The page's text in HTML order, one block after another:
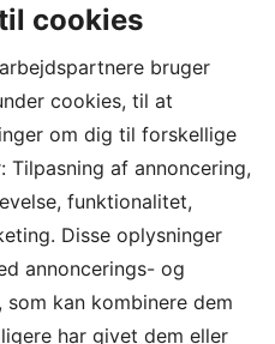
cookies
bruger
cookies, til at
om dig til forskellige
Tilpasning af annoncering,
funktionalitet,
Disse oplysninger
annoncerings- og
som kan kombinere dem
har givet dem eller